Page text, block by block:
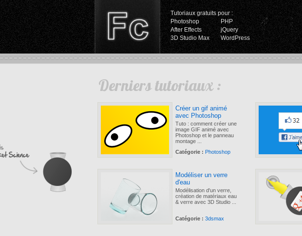
Tutoriaux gratuits pour :
Photoshop
PHP
After Effects
jQuery
3D Studio Max
WordPress
Derniers tutoriaux :
Créer un gif animé
avec Photoshop
Tuto : comment créer une
image GIF animé avec
Photoshop et le panneau
montage ...
Catégorie : Photoshop
Modéliser un verre
d'eau
Modélisation d'un verre,
création de matériaux eau
& verre avec 3D Studio ...
Catégorie : 3dsmax